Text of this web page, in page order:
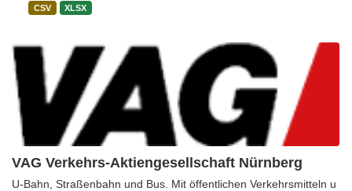
VAG Verkehrs-Aktiengesellschaft Nürnberg
U-Bahn, Straßenbahn und Bus. Mit öffentlichen Verkehrsmitteln u
CSV XLSX